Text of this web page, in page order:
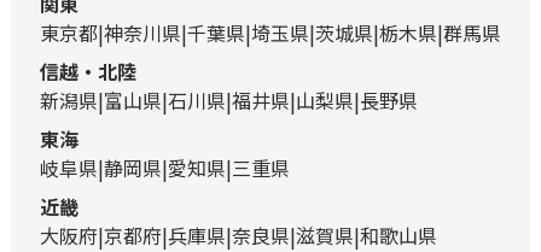
東京都 神奈川県 千葉県 埼玉県 茨城県 栃木県 群馬県
信越・北陸
新潟県 富山県 石川県 福井県 山梨県 長野県
東海
岐阜県 静岡県 愛知県 三重県
近畿
大阪府 京都府 兵庫県 奈良県 滋賀県 和歌山県